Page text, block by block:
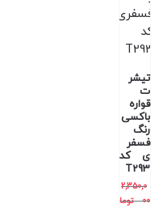
تیشر
ت
قواره
باکسی
رنگ
فسفر
ی کد
T293
2,350,0
00
توما